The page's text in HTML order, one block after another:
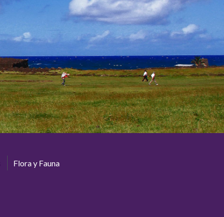
Flora y Fauna